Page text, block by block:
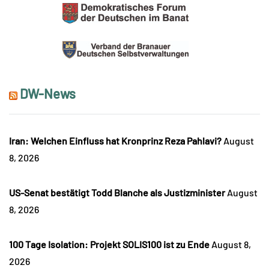
DW-News
Iran: Welchen Einfluss hat Kronprinz Reza Pahlavi? August
8, 2026
US-Senat bestätigt Todd Blanche als Justizminister August
8, 2026
100 Tage Isolation: Projekt SOLIS100 ist zu Ende August 8,
2026